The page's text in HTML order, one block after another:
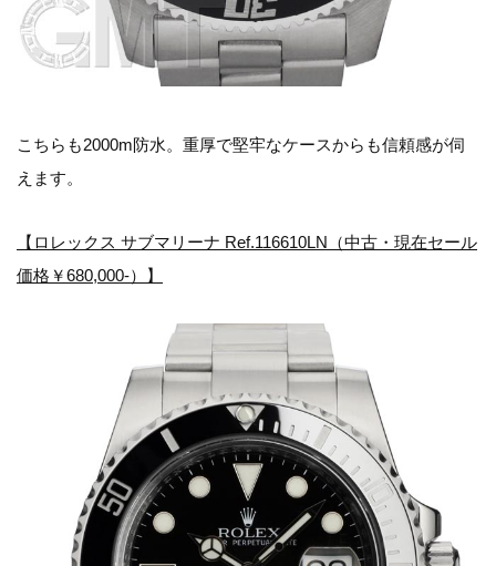
こちらも2000m防水。重厚で堅牢なケースからも信頼感が伺
えます。
【ロレックス サブマリーナ Ref.116610LN（中古・現在セール
価格￥680,000-）】